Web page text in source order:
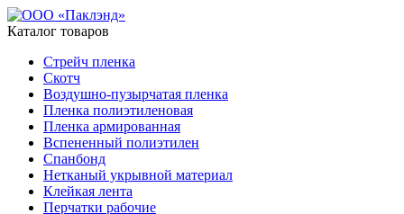
Каталог товаров
Стрейч пленка
Скотч
Воздушно-пузырчатая пленка
Пленка полиэтиленовая
Пленка армированная
Вспененный полиэтилен
Спанбонд
Нетканый укрывной материал
Клейкая лента
Перчатки рабочие